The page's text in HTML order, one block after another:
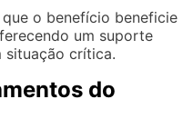
o benefício beneficie
um suporte
situação crítica.
do